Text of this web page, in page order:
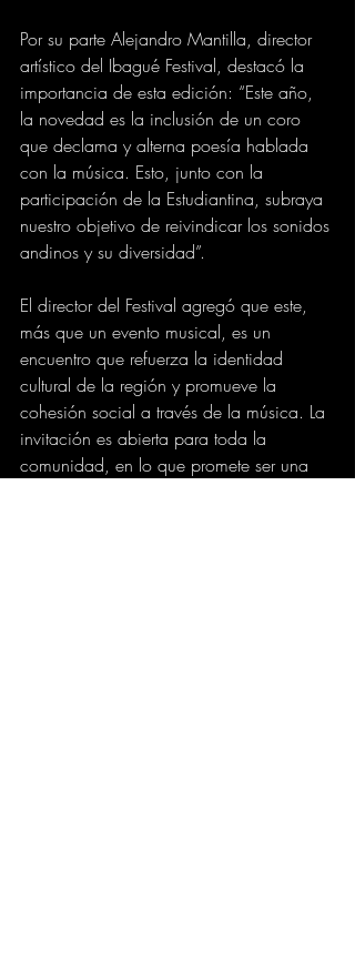
Por su parte Alejandro Mantilla, director
artístico del Ibagué Festival, destacó la
importancia de esta edición: “Este año,
la novedad es la inclusión de un coro
que declama y alterna poesía hablada
con la música. Esto, junto con la
participación de la Estudiantina, subraya
nuestro objetivo de reivindicar los sonidos
andinos y su diversidad”.
El director del Festival agregó que este,
más que un evento musical, es un
encuentro que refuerza la identidad
cultural de la región y promueve la
cohesión social a través de la música. La
invitación es abierta para toda la
comunidad, en lo que promete ser una